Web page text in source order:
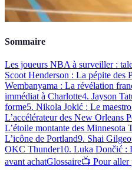
Sommaire
Les joueurs NBA à surveiller :
Scoot Henderson : La pépite des
Wembanyama : La révélation
immédiat à Charlotte4. Jayson
forme5. Nikola Jokić : Le maestro
L’accélérateur des New Orleans
L’étoile montante des Minnesota
L’icône de Portland9. Shai
OKC Thunder10. Luka Dončić :
avant achatGlossaire📺 Pour aller